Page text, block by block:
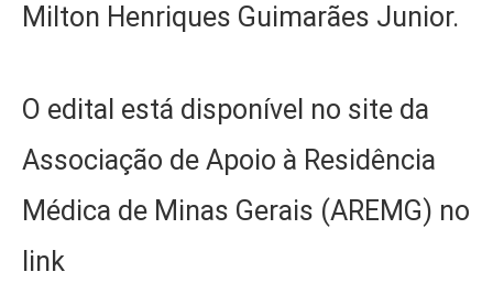
Milton Henriques Guimarães Junior.
O edital está disponível no site da
Associação de Apoio à Residência
Médica de Minas Gerais (AREMG) no
link